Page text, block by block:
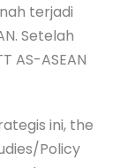
terjadi
Setelah
AS-ASEAN
ini, the
Policy